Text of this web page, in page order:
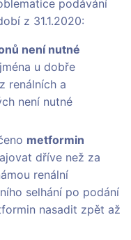
podávání
z 31.1.2020:
není nutné
u dobře
renálních a
není nutné
metformin
dříve než za
renální
selhání po podání
nasadit zpět až